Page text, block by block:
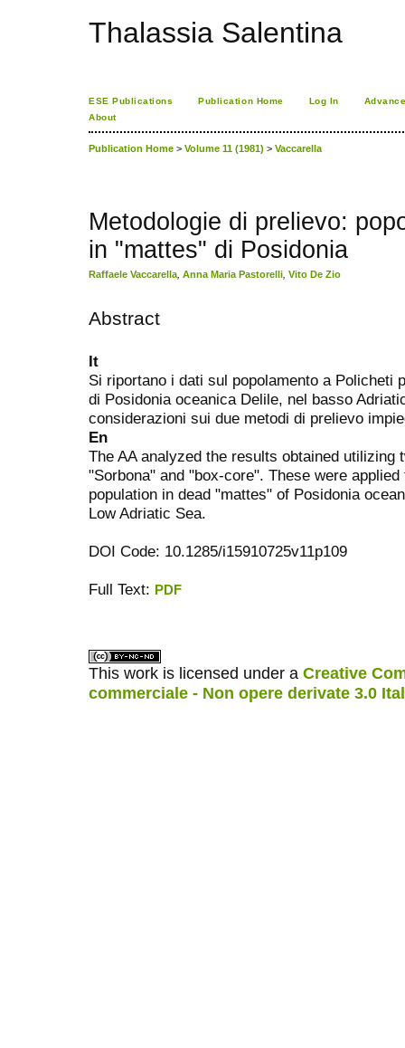
Thalassia Salentina
ESE Publications Publication Home Log In
About
Publication Home > Volume 11 (1981) > Vaccarella
Metodologie di prelievo:
in "mattes" di Posidonia
Raffaele Vaccarella Anna Maria Pastorelli Vito De Zio
Abstract
It
Si riportano i dati sul popolamento a Policheti
di Posidonia oceanica Delile, nel basso
considerazioni sui due metodi di prelievo
En
The AA analyzed the results obtained utilizing
"Sorbona" and "box-core". These were
population in dead "mattes" of Posidonia
Low Adriatic Sea.
DOI Code: 10.1285/i15910725v11p109
Full Text: PDF
This work is licensed under a Creative
commerciale - Non opere derivate 3.0